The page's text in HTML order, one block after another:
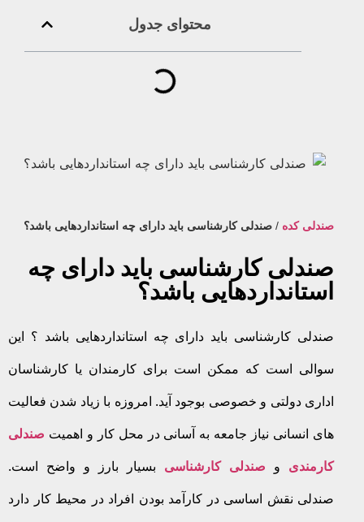
محتوای جدول
صندلی کده/ صندلی کارشناسی باید دارای چه استانداردهایی باشد؟
صندلی کارشناسی باید دارای چه
استانداردهایی باشد؟
صندلی کارشناسی باید دارای چه استانداردهایی باشد ؟ این
سوالی است که ممکن است برای کارمندان یا کارشناسان
اداری دولتی و خصوصی بوجود آید. امروزه با زیاد شدن فعالیت
های انسانی نیاز جامعه به آسانی در محل کار و اهمیتصندلی
کارمندی و صندلی کارشناسیبسیار بارز و واضح است.
صندلی نقش اساسی در کارآمد بودن افراد در محیط کار دارد